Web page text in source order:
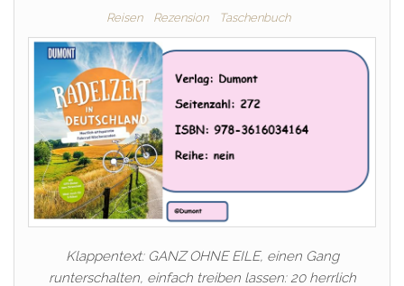
Reisen Rezension Taschenbuch
Klappentext: GANZ OHNE EILE, einen Gang
runterschalten, einfach treiben lassen: 20 herrlich